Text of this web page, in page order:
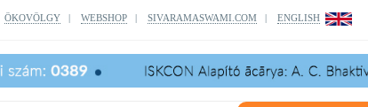
ÖKOVÖLGY| WEBSHOP| SIVARAMASWAMI.COM| ENGLISH